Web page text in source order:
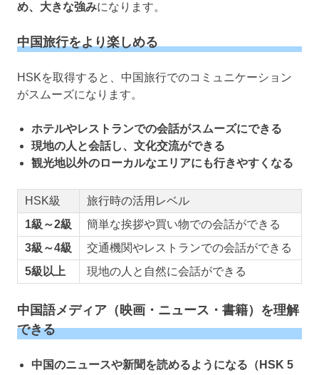
め、大きな強みになります。
中国旅行をより楽しめる
HSKを取得すると、中国旅行でのコミュニケーション
がスムーズになります。
ホテルやレストランでの会話がスムーズにできる
現地の人と会話し、文化交流ができる
観光地以外のローカルなエリアにも行きやすくなる
HSK級
旅行時の活用レベル
1級～2級
簡単な挨拶や買い物での会話ができる
3級～4級
交通機関やレストランでの会話ができる
5級以上
現地の人と自然に会話ができる
中国語メディア（映画・ニュース・書籍）を理解
できる
中国のニュースや新聞を読めるようになる（HSK 5